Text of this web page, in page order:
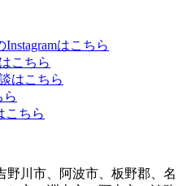
野川市、阿波市、板野郡、名